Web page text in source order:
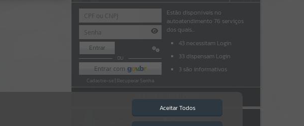
Entrar
OU
Cadastre-se Recuperar Senha
Estão disponíveis no
autoatendimento 76 serviços
dos quais...
43 necessitam Login
33 dispensam Login
3 são informativos
ACESSAR SEM LOGIN
NOTA FISCAL ELETRÔNICA ESCRITA FISCAL
Aceitar Todos